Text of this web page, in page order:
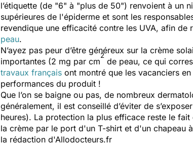
l’étiquette (de "6" à "plus de 50") renvoient à un
supérieures de l'épiderme et sont les
revendique une efficacité contre les UVA, afin de
peau.
N’ayez pas peur d’être généreux sur la crème
importantes (2 mg par cm
2
de peau, ce qui
travaux français ont montré que les vacanciers
performances du produit !
Que l’on se baigne ou pas, de nombreux
généralement, il est conseillé d’éviter de
heures). La protection la plus efficace reste le
la crème par le port d'un T-shirt et d'un chapeau
la rédaction d'Allodocteurs.fr